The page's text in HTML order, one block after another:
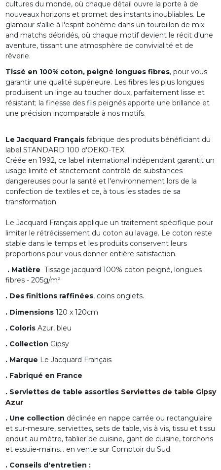
cultures du monde, où chaque détail ouvre la porte à de
nouveaux horizons et promet des instants inoubliables. Le
glamour s'allie à l'esprit bohème dans un tourbillon de mix
and matchs débridés, où chaque motif devient le récit d'une
aventure, tissant une atmosphère de convivialité et de
rêverie.
Tissé en 100% coton, peigné longues fibres, pour vous
garantir une qualité supérieure. Les fibres les plus longues
produisent un linge au toucher doux, parfaitement lisse et
résistant; la finesse des fils peignés apporte une brillance et
une précision incomparable à nos motifs.
Le Jacquard Françaisfabrique des produits bénéficiant du
label STANDARD 100 d'OEKO-TEX.
Créée en 1992, ce label international indépendant garantit un
usage limité et strictement contrôlé de substances
dangereuses pour la santé et l'environnement lors de la
confection de textiles et ce, à tous les stades de sa
transformation.
Le Jacquard Français applique un traitement spécifique pour
limiter le rétrécissement du coton au lavage. Le coton reste
stable dans le temps et les produits conservent leurs
proportions pour vous donner entière satisfaction.
. Matière Tissage jacquard 100% coton peigné, longues
fibres - 205g/m²
. Des finitions raffinées, coins onglets.
. Dimensions120 x 120cm
. ColorisAzur, bleu
. Collection Gipsy
. Marque Le Jacquard Français
. Fabriqué en France
. Serviettes de table assorties Serviettes de table Gipsy
Azur
. Une collection déclinée en nappe carrée ou rectangulaire
et sur-mesure, serviettes, sets de table, vis à vis, tissu et tissu
enduit au mètre, tablier de cuisine, gant de cuisine, torchons
et essuie-mains... en vente sur Comptoir du Sud.
. Conseils d'entretien :